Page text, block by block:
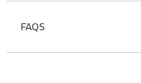
FAQS